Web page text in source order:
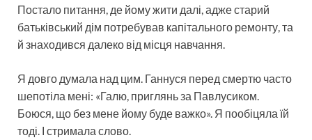
Постало питання, де йому жити далі, адже старий
батьківський дім потребував капітального ремонту, та
й знаходився далеко від місця навчання.
Я довго думала над цим. Ганнуся перед смертю часто
шепотіла мені: «Галю, приглянь за Павлусиком.
Боюся, що без мене йому буде важко». Я пообіцяла їй
тоді. І стримала слово.